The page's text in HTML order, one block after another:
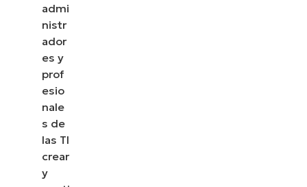
admi
nistr
ador
es y
prof
esio
nale
s de
las TI
crear
y